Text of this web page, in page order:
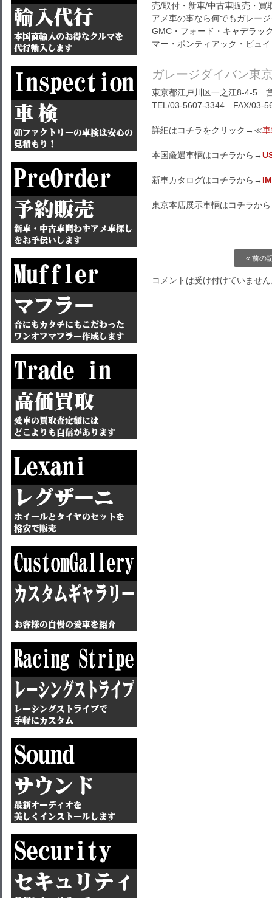
売/取付・新車/中古車販売・買
アメ車の事なら何でもガレー
GMC・フォード・キャデラッ
マー・ポンティアック・ビュ
ガレージダイバン東
東京都江戸川区一之江8-4-5
TEL/03-5607-3344 FAX/03-
詳細はコチラをクリック→≪
本国厳選車輛はコチラから→
新車カタログはコチラから→
東京本店展示車輛はコチラか
« 前の
コメントは受け付けていませ